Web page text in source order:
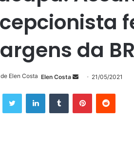
da
Elen Costa
Mande
e-
mail
21/05/2021
Twitter LinkedinTumblr PinterestReddit